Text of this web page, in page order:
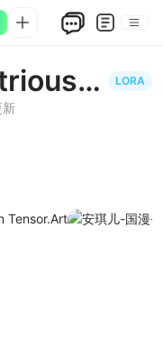
光
LORA
新